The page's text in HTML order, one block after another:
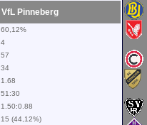
VfL Pinneberg
60,12%
4
57
34
1.68
51:30
1.50:0.88
15 (44,12%)